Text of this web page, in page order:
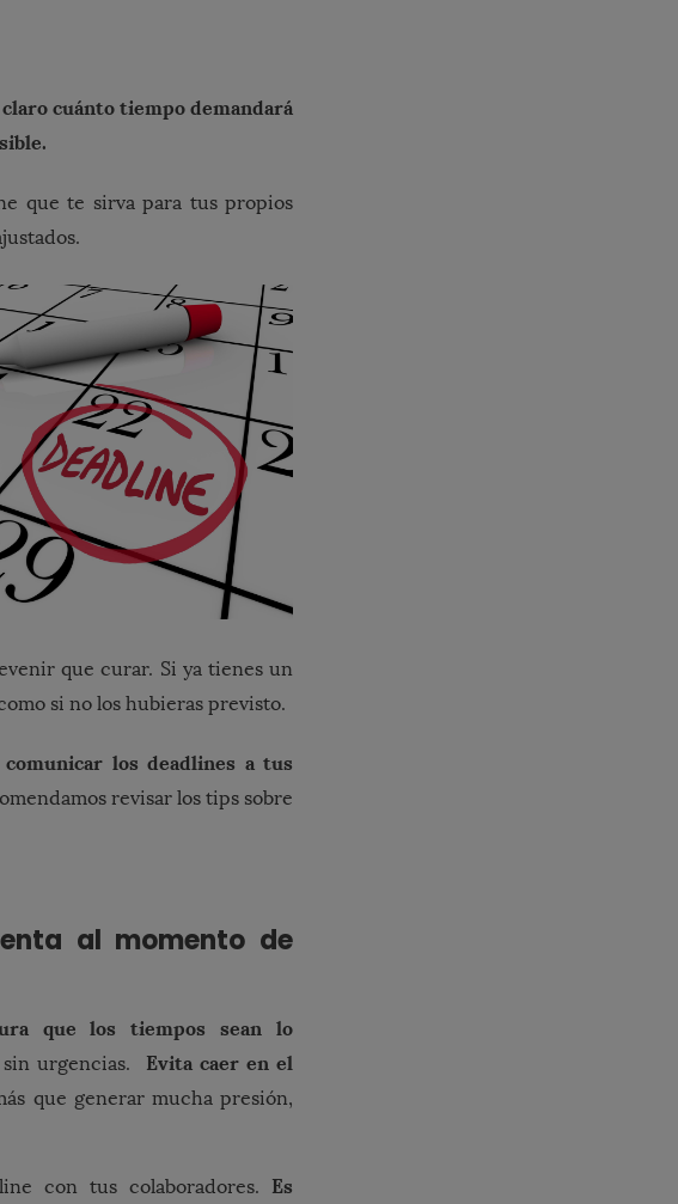
cuánto tiempo demandará
que te sirva para tus propios
que curar. Si ya tienes un
si no los hubieras previsto.
comunicar los deadlines a tus
revisar los tips sobre
al momento de
que los tiempos sean lo
urgencias. Evita caer en el
que generar mucha presión,
con tus colaboradores. Es